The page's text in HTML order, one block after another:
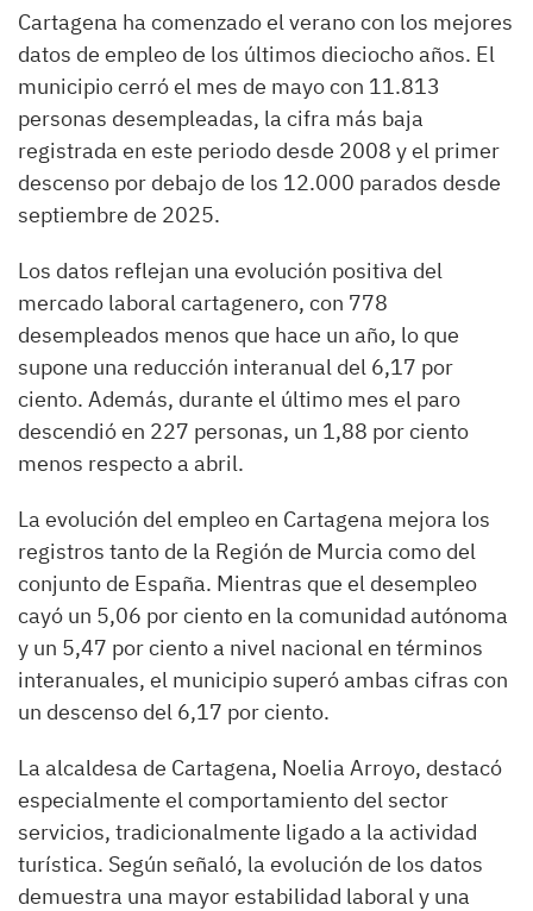
Cartagena ha comenzado el verano con los mejores
datos de empleo de los últimos dieciocho años. El
municipio cerró el mes de mayo con 11.813
personas desempleadas, la cifra más baja
registrada en este periodo desde 2008 y el primer
descenso por debajo de los 12.000 parados desde
septiembre de 2025.
Los datos reflejan una evolución positiva del
mercado laboral cartagenero, con 778
desempleados menos que hace un año, lo que
supone una reducción interanual del 6,17 por
ciento. Además, durante el último mes el paro
descendió en 227 personas, un 1,88 por ciento
menos respecto a abril.
La evolución del empleo en Cartagena mejora los
registros tanto de la Región de Murcia como del
conjunto de España. Mientras que el desempleo
cayó un 5,06 por ciento en la comunidad autónoma
y un 5,47 por ciento a nivel nacional en términos
interanuales, el municipio superó ambas cifras con
un descenso del 6,17 por ciento.
La alcaldesa de Cartagena, Noelia Arroyo, destacó
especialmente el comportamiento del sector
servicios, tradicionalmente ligado a la actividad
turística. Según señaló, la evolución de los datos
demuestra una mayor estabilidad laboral y una